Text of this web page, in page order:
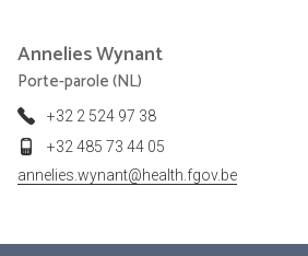
AnneliesWynant
Porte-parole (NL)
+32 2 524 97 38
+32 485 73 44 05
annelies.wynant@health.fgov.be